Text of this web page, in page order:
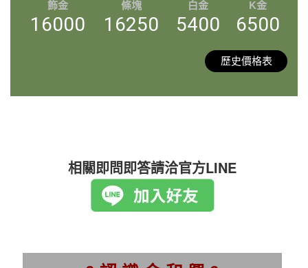
飾金 條塊 白金 K金
16000 16250 5400 6500
歷史價格表
相關即問即答請洽官方LINE